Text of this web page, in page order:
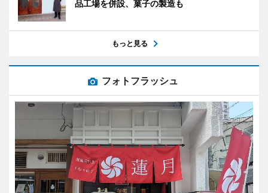
品工場を併設、菓子の製造も
もっと見る
フォトフラッシュ